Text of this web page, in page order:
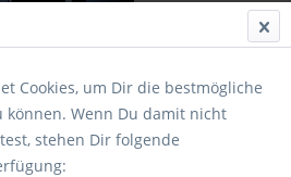
derzeit nicht zur Verfügung!
Cookies, um Dir die bestmögliche
können. Wenn Du damit nicht
stehen Dir folgende